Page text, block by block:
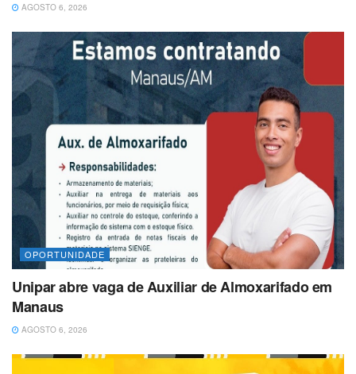
AGOSTO 6, 2026
OPORTUNIDADE
Unipar abre vaga de Auxiliar de Almoxarifado em
Manaus
AGOSTO 6, 2026